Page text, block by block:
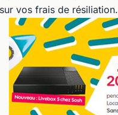
vos frais de résiliation.